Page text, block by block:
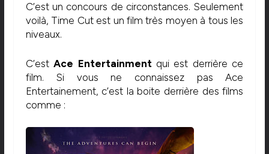
C’est un concours de circonstances. Seulement
voilà, Time Cut est un film très moyen à tous les
niveaux.
C’estAce Entertainment qui est derrière ce
film. Si vous ne connaissez pas Ace
Entertainement, c’est la boite derrière des films
comme :